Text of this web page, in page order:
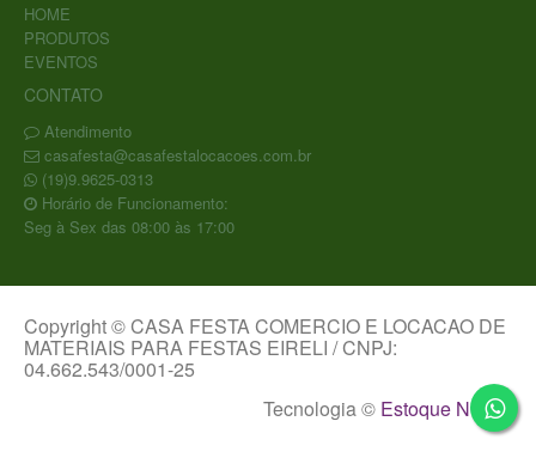
HOME
PRODUTOS
EVENTOS
CONTATO
Atendimento
casafesta@casafestalocacoes.com.br
(19)9.9625-0313
Horário de Funcionamento:
Seg à Sex das 08:00 às 17:00
Copyright © CASA FESTA COMERCIO E LOCACAO DE
MATERIAIS PARA FESTAS EIRELI / CNPJ:
04.662.543/0001-25
Tecnologia © Estoque NOW.